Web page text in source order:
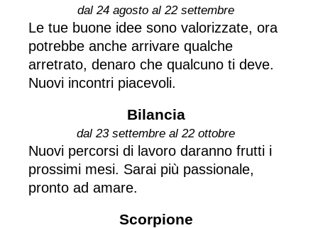
dal 24 agosto al 22 settembre
Le tue buone idee sono valorizzate, ora
potrebbe anche arrivare qualche
arretrato, denaro che qualcuno ti deve.
Nuovi incontri piacevoli.
Bilancia
dal 23 settembre al 22 ottobre
Nuovi percorsi di lavoro daranno frutti i
prossimi mesi. Sarai più passionale,
pronto ad amare.
Scorpione